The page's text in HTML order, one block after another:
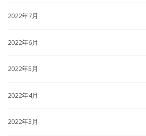
2022年7月
2022年6月
2022年5月
2022年4月
2022年3月